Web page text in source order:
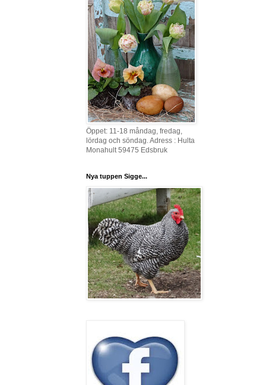
Öppet: 11-18 måndag, fredag,
lördag och söndag. Adress : Hulta
Monahult 59475 Edsbruk
Nya tuppen Sigge...